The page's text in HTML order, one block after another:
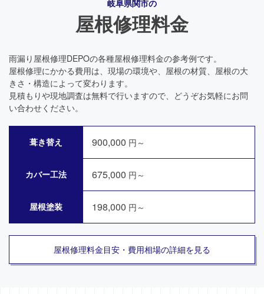
岐阜県関市の
屋根修理料金
雨漏り屋根修理DEPOの各種屋根修理料金の参考例です。
屋根修理にかかる費用は、現場の環境や、屋根の材質、屋根の大
きさ・構造によって変わります。
見積もりや現地調査は無料で行いますので、どうぞお気軽にお問
い合わせください。
葺き替え 900,000 円～
カバー工法 675,000 円～
屋根塗装 198,000 円～
屋根修理料金目安・費用相場の詳細を見る